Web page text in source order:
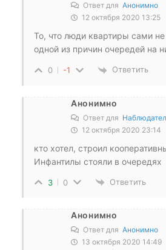
Ответ для Анонимно
12 октября 2020 13:25
То, что люди квартиры сами не
одной из причин очередей на
0 -1 Ответить
Анонимно
Ответ для
12 октября 2020 23:14
кто хотел, строил
Инфантилы стояли в очередях
3 0 Ответить
Анонимно
Ответ для Анонимно
13 октября 2020 14:49